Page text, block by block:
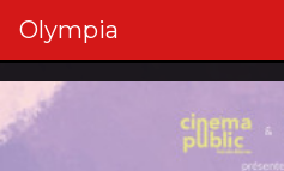
Olympia